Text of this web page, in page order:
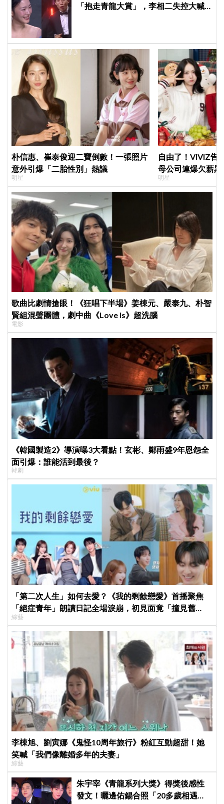
「抱走青龍大賞」，李相二失控大喊
朴信惠、崔泰俊迎二寶倒數！一張照片
意外引爆「二胎性別」熱議
明星
自由了！VIVIZ告
母公司連爆欠薪
李昇基集體逃亡
明星
歌曲比劇情搶眼！《狂唱下半場》姜棟元、嚴泰九、朴智
賢組混聲團體，劇中曲《Love Is》超洗腦
電影
《韓國製造2》導演曝3大看點！玄彬、鄭雨盛9年恩怨全
面引爆：誰能活到最後？
韓劇
「第二次人生」如何去愛？《我的剩餘戀愛》首播聚焦
「絕症青年」朗讀日記全場淚崩，初見面竟「撞見舊
識」！
綜藝
李棟旭、劉寅娜《鬼怪10周年旅行》粉紅互動超甜！她
笑喊「我們像離婚多年的夫妻」
綜藝
朱宇宰《青龍系列大獎》得獎後感性
發文！曬邊佑錫合照「20多歲相遇，